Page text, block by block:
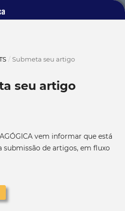
/ Submeta seu artigo
seu artigo
vem informar que está
de artigos, em fluxo